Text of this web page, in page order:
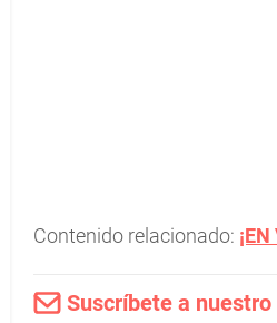
Contenido relacionado:
Suscríbete a